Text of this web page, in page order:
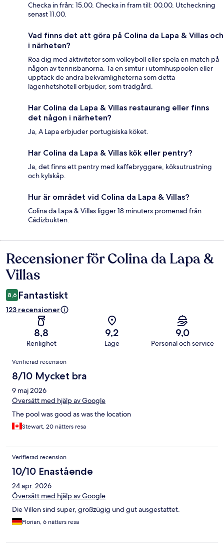
Checka in från: 15.00. Checka in fram till: 00.00. Utcheckning
senast 11.00.
Vad finns det att göra på Colina da Lapa & Villas och
i närheten?
Roa dig med aktiviteter som volleyboll eller spela en match på
någon av tennisbanorna. Ta en simtur i utomhuspoolen eller
upptäck de andra bekvämligheterna som detta
lägenhetshotell erbjuder, som trädgård.
Har Colina da Lapa & Villas restaurang eller finns
det någon i närheten?
Ja, A Lapa erbjuder portugisiska köket.
Har Colina da Lapa & Villas kök eller pentry?
Ja, det finns ett pentry med kaffebryggare, köksutrustning
och kylskåp.
Hur är området vid Colina da Lapa & Villas?
Colina da Lapa & Villas ligger 18 minuters promenad från
Cádizbukten.
Recensioner
Recensioner för Colina da Lapa &
Villas
8,6 Fantastiskt
123 recensioner
8,8
Renlighet
9,2
Läge
9,0
Personal och service
Recensioner
Verifierad recension
8/10 Mycket bra
9 maj 2026
Översätt med hjälp av Google
The pool was good as was the location
Stewart, 20 nätters resa
Verifierad recension
10/10 Enastående
24 apr. 2026
Översätt med hjälp av Google
Die Villen sind super, großzügig und gut ausgestattet.
Florian, 6 nätters resa